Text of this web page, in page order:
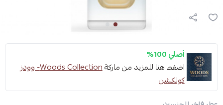
أصلي 100%
اضغط هنا للمزيد من ماركة
Woods Collection- وودز
كولكشن